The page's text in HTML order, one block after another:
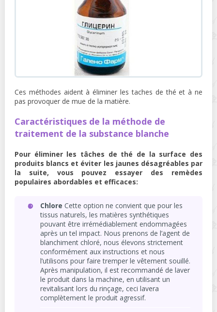
Ces méthodes aident à éliminer les taches de thé et à ne
pas provoquer de mue de la matière.
Caractéristiques de la méthode de
traitement de la substance blanche
Pour éliminer les tâches de thé de la surface des
produits blancs et éviter les jaunes désagréables par
la suite, vous pouvez essayer des remèdes
populaires abordables et efficaces:
Chlore Cette option ne convient que pour les
tissus naturels, les matières synthétiques
pouvant être irrémédiablement endommagées
après un tel impact. Nous prenons de l’agent de
blanchiment chloré, nous élevons strictement
conformément aux instructions et nous
l’utilisons pour faire tremper le vêtement souillé.
Après manipulation, il est recommandé de laver
le produit dans la machine, en utilisant un
revitalisant lors du rinçage, ceci lavera
complètement le produit agressif.